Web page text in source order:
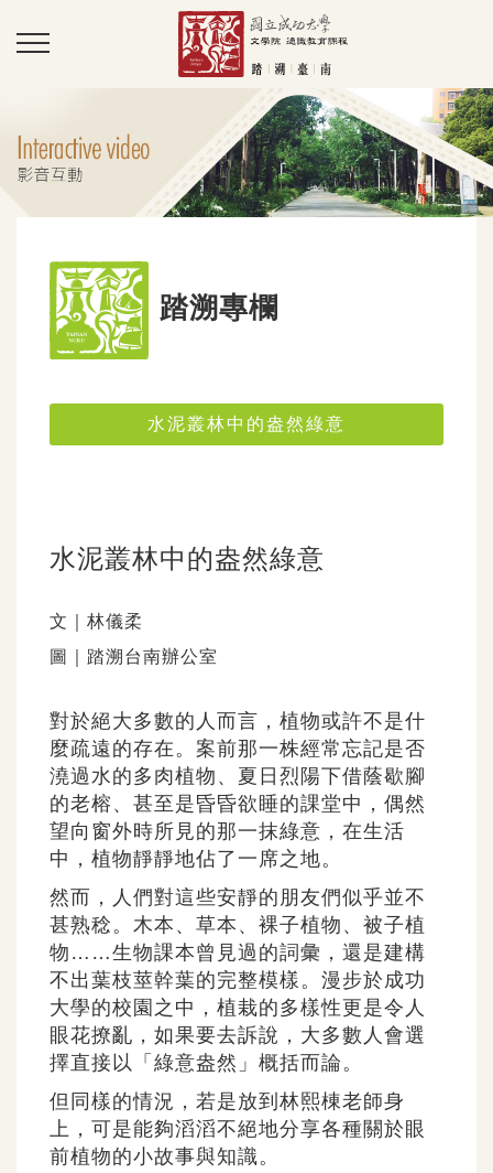
踏溯專欄
水泥叢林中的盎然綠意
水泥叢林中的盎然綠意
文｜林儀柔
圖｜踏溯台南辦公室
對於絕大多數的人而言，植物或許不是什
麼疏遠的存在。案前那一株經常忘記是否
澆過水的多肉植物、夏日烈陽下借蔭歇腳
的老榕、甚至是昏昏欲睡的課堂中，偶然
望向窗外時所見的那一抹綠意，在生活
中，植物靜靜地佔了一席之地。
然而，人們對這些安靜的朋友們似乎並不
甚熟稔。木本、草本、裸子植物、被子植
物……生物課本曾見過的詞彙，還是建構
不出葉枝莖幹葉的完整模樣。漫步於成功
大學的校園之中，植栽的多樣性更是令人
眼花撩亂，如果要去訴說，大多數人會選
擇直接以「綠意盎然」概括而論。
但同樣的情況，若是放到林熙棟老師身
上，可是能夠滔滔不絕地分享各種關於眼
前植物的小故事與知識。